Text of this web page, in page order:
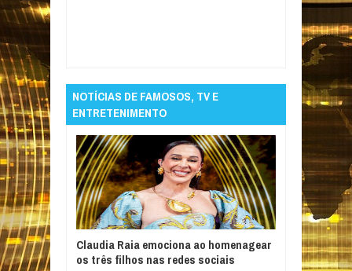
NOTÍCIAS DE FAMOSOS, TV E
ENTRETENIMENTO
Claudia Raia emociona ao homenagear
os três filhos nas redes sociais